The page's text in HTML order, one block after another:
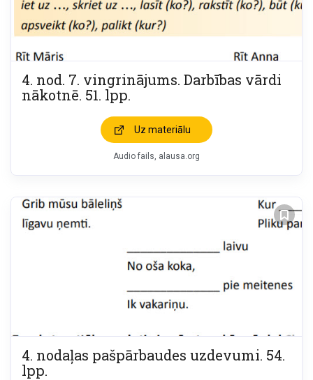
4. nod. 7. vingrinājums. Darbības vārdi
nākotnē. 51. lpp.
Uz materiālu
Audio fails, alausa.org
4. nodaļas pašpārbaudes uzdevumi. 54.
lpp.